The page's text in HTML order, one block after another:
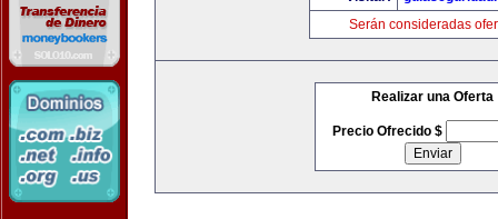
Serán consideradas
Realizar una Oferta
Precio Ofrecido $